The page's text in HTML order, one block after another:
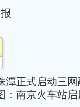
潭正式启动三
：南京火车站